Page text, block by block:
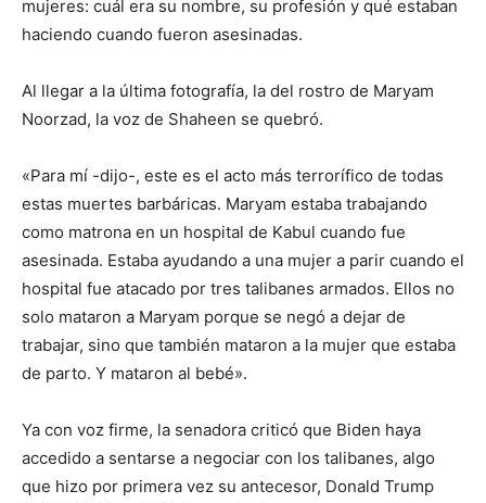
mujeres: cuál era su nombre, su profesión y qué estaban
haciendo cuando fueron asesinadas.
Al llegar a la última fotografía, la del rostro de Maryam
Noorzad, la voz de Shaheen se quebró.
«Para mí -dijo-, este es el acto más terrorífico de todas
estas muertes barbáricas. Maryam estaba trabajando
como matrona en un hospital de Kabul cuando fue
asesinada. Estaba ayudando a una mujer a parir cuando el
hospital fue atacado por tres talibanes armados. Ellos no
solo mataron a Maryam porque se negó a dejar de
trabajar, sino que también mataron a la mujer que estaba
de parto. Y mataron al bebé».
Ya con voz firme, la senadora criticó que Biden haya
accedido a sentarse a negociar con los talibanes, algo
que hizo por primera vez su antecesor, Donald Trump